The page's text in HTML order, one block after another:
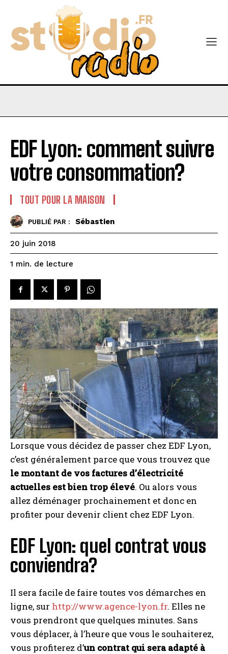
EDF Lyon: comment suivre
votre consommation?
TOUT POUR LA MAISON
PUBLIÉ PAR : Sébastien
20 juin 2018
1 min. de lecture
Lorsque vous décidez de passer chez EDF Lyon,
c’est généralement parce que vous trouvez que
le montant de vos factures d’électricité
actuelles est bien trop élevé. Ou alors vous
allez déménager prochainement et donc en
profiter pour devenir client chez EDF Lyon.
EDF Lyon: quel contrat vous
conviendra?
Il sera facile de faire toutes vos démarches en
ligne, sur http://www.agence-lyon.fr. Elles ne
vous prendront que quelques minutes. Sans
vous déplacer, à l’heure que vous le souhaiterez,
vous profiterez d’un contrat qui sera adapté à